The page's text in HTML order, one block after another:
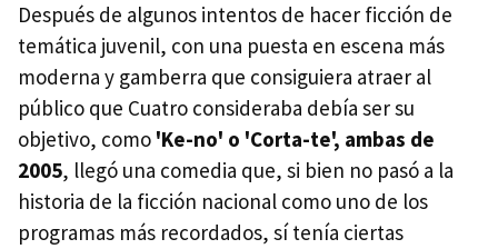
Después de algunos intentos de hacer ficción de
temática juvenil, con una puesta en escena más
moderna y gamberra que consiguiera atraer al
público que Cuatro consideraba debía ser su
objetivo, como 'Ke-no' o 'Corta-te', ambas de
2005, llegó una comedia que, si bien no pasó a la
historia de la ficción nacional como uno de los
programas más recordados, sí tenía ciertas